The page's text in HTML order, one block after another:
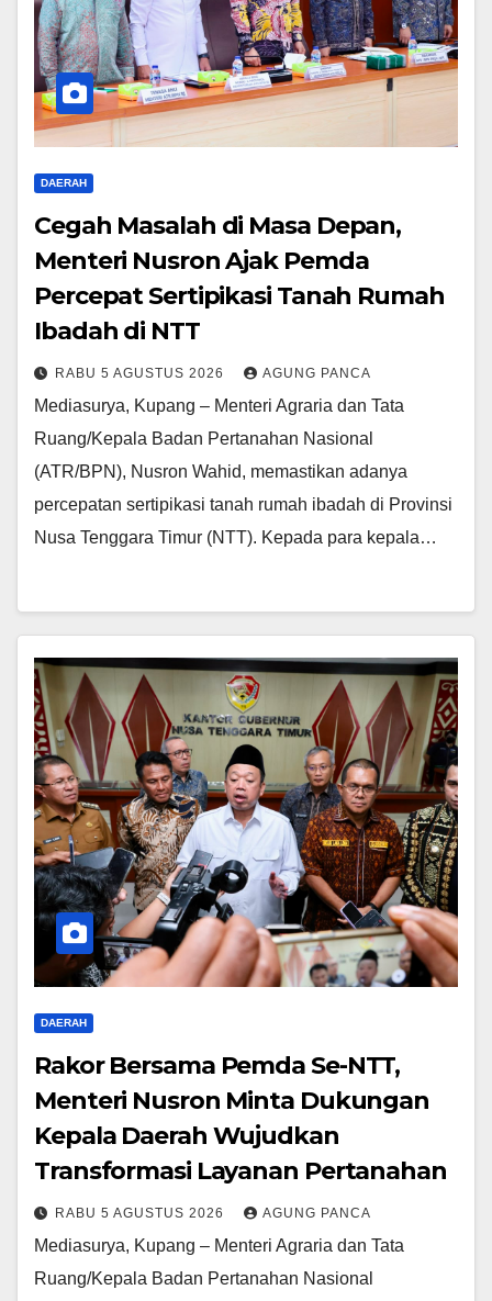
DAERAH
Cegah Masalah di Masa Depan,
Menteri Nusron Ajak Pemda
Percepat Sertipikasi Tanah Rumah
Ibadah di NTT
RABU 5 AGUSTUS 2026 AGUNG PANCA
Mediasurya, Kupang – Menteri Agraria dan Tata
Ruang/Kepala Badan Pertanahan Nasional
(ATR/BPN), Nusron Wahid, memastikan adanya
percepatan sertipikasi tanah rumah ibadah di Provinsi
Nusa Tenggara Timur (NTT). Kepada para kepala…
DAERAH
Rakor Bersama Pemda Se-NTT,
Menteri Nusron Minta Dukungan
Kepala Daerah Wujudkan
Transformasi Layanan Pertanahan
RABU 5 AGUSTUS 2026 AGUNG PANCA
Mediasurya, Kupang – Menteri Agraria dan Tata
Ruang/Kepala Badan Pertanahan Nasional